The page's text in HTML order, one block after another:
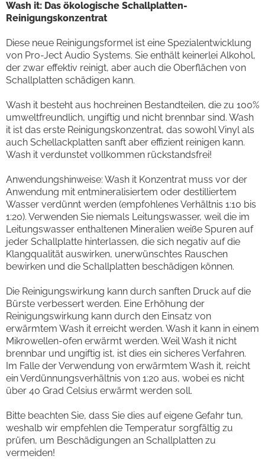
Wash it: Das ökologische Schallplatten-
Reinigungskonzentrat
Diese neue Reinigungsformel ist eine Spezialentwicklung
von Pro-Ject Audio Systems. Sie enthält keinerlei Alkohol,
der zwar effektiv reinigt, aber auch die Oberflächen von
Schallplatten schädigen kann.
Wash it besteht aus hochreinen Bestandteilen, die zu 100%
umweltfreundlich, ungiftig und nicht brennbar sind. Wash
it ist das erste Reinigungskonzentrat, das sowohl Vinyl als
auch Schellackplatten sanft aber effizient reinigen kann.
Wash it verdunstet vollkommen rückstandsfrei!
Anwendungshinweise: Wash it Konzentrat muss vor der
Anwendung mit entmineralisiertem oder destilliertem
Wasser verdünnt werden (empfohlenes Verhältnis 1:10 bis
1:20). Verwenden Sie niemals Leitungswasser, weil die im
Leitungswasser enthaltenen Mineralien weiße Spuren auf
jeder Schallplatte hinterlassen, die sich negativ auf die
Klangqualität auswirken, unerwünschtes Rauschen
bewirken und die Schallplatten beschädigen können.
Die Reinigungswirkung kann durch sanften Druck auf die
Bürste verbessert werden. Eine Erhöhung der
Reinigungswirkung kann durch den Einsatz von
erwärmtem Wash it erreicht werden. Wash it kann in einem
Mikrowellen-ofen erwärmt werden. Weil Wash it nicht
brennbar und ungiftig ist, ist dies ein sicheres Verfahren.
Im Falle der Verwendung von erwärmtem Wash it, reicht
ein Verdünnungsverhältnis von 1:20 aus, wobei es nicht
über 40 Grad Celsius erwärmt werden soll.
Bitte beachten Sie, dass Sie dies auf eigene Gefahr tun,
weshalb wir empfehlen die Temperatur sorgfältig zu
prüfen, um Beschädigungen an Schallplatten zu
vermeiden!